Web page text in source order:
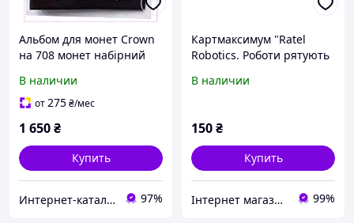
Альбом для монет Crown
на 708 монет набірний
1830X36B1T
В наличии
от275₴/мес
1 650₴
Купить
Интернет-катал​ог ск​​​​ид​​ок "OBNOVKA" 97%
Картмаксимум "Ratel
Robotics. Роботи рятують
В наличии
150₴
Купить
Інтернет магазин "Листівки для душі" 99%